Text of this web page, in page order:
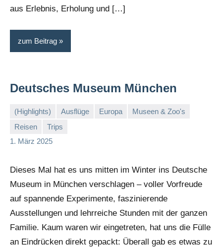
aus Erlebnis, Erholung und […]
zum Beitrag
Deutsches Museum München
(Highlights) Ausflüge Europa
Museen & Zoo's
Reisen
Trips
1. März 2025
Stephi
Keine
Kommentare
Dieses Mal hat es uns mitten im Winter ins Deutsche
Museum in München verschlagen – voller Vorfreude
auf spannende Experimente, faszinierende
Ausstellungen und lehrreiche Stunden mit der ganzen
Familie. Kaum waren wir eingetreten, hat uns die Fülle
an Eindrücken direkt gepackt: Überall gab es etwas zu